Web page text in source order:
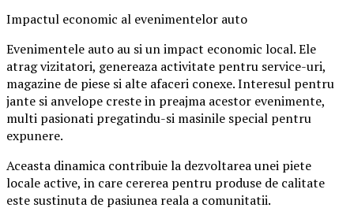
Impactul economic al evenimentelor auto
Evenimentele auto au si un impact economic local. Ele
atrag vizitatori, genereaza activitate pentru service-uri,
magazine de piese si alte afaceri conexe. Interesul pentru
jante si anvelope creste in preajma acestor evenimente,
multi pasionati pregatindu-si masinile special pentru
expunere.
Aceasta dinamica contribuie la dezvoltarea unei piete
locale active, in care cererea pentru produse de calitate
este sustinuta de pasiunea reala a comunitatii.